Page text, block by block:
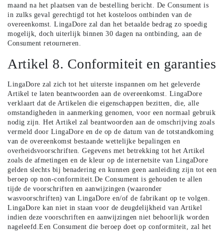
maand na het plaatsen van de bestelling bericht. De Consument is
in zulks geval gerechtigd tot het kosteloos ontbinden van de
overeenkomst. LingaDore zal dan het betaalde bedrag zo spoedig
mogelijk, doch uiterlijk binnen 30 dagen na ontbinding, aan de
Consument retourneren.
Artikel 8. Conformiteit en garanties
LingaDore zal zich tot het uiterste inspannen om het geleverde
Artikel te laten beantwoorden aan de overeenkomst. LingaDore
verklaart dat de Artikelen die eigenschappen bezitten, die, alle
omstandigheden in aanmerking genomen, voor een normaal gebruik
nodig zijn. Het Artikel zal beantwoorden aan de omschrijving zoals
vermeld door LingaDore en de op de datum van de totstandkoming
van de overeenkomst bestaande wettelijke bepalingen en
overheidsvoorschriften. Gegevens met betrekking tot het Artikel
zoals de afmetingen en de kleur op de internetsite van LingaDore
gelden slechts bij benadering en kunnen geen aanleiding zijn tot een
beroep op non-conformiteit.De Consument is gehouden te allen
tijde de voorschriften en aanwijzingen (waaronder
wasvoorschriften) van LingaDore en/of de fabrikant op te volgen.
LingaDore kan niet in staan voor de deugdelijkheid van Artikel
indien deze voorschriften en aanwijzingen niet behoorlijk worden
nageleefd.Een Consument die beroep doet op conformiteit, zal het